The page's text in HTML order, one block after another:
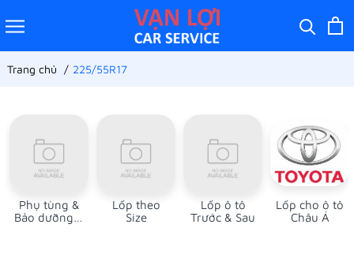
Trang chủ 225/55R17
Phụ tùng &
Bảo dưỡng ô
Lốp theo
Size
Lốp ô tô
Trước & Sau
Lốp cho ô tô
Châu Á